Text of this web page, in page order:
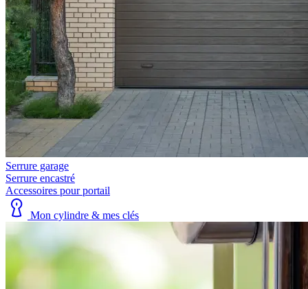
Serrure garage
Serrure encastré
Accessoires pour portail
Mon cylindre & mes clés